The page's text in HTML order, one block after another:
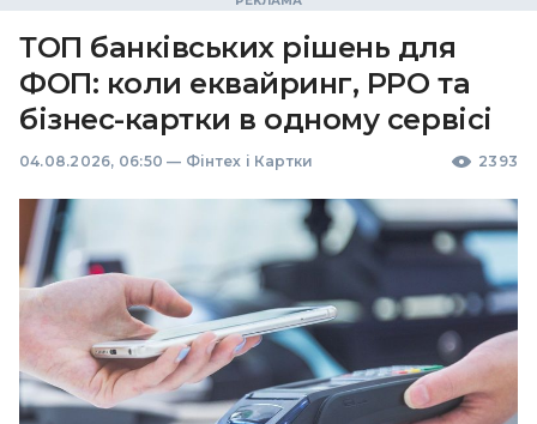
ТОП банківських рішень для
ФОП: коли еквайринг, РРО та
бізнес-картки в одному сервісі
04.08.2026, 06:50 — Фінтех і Картки 2393